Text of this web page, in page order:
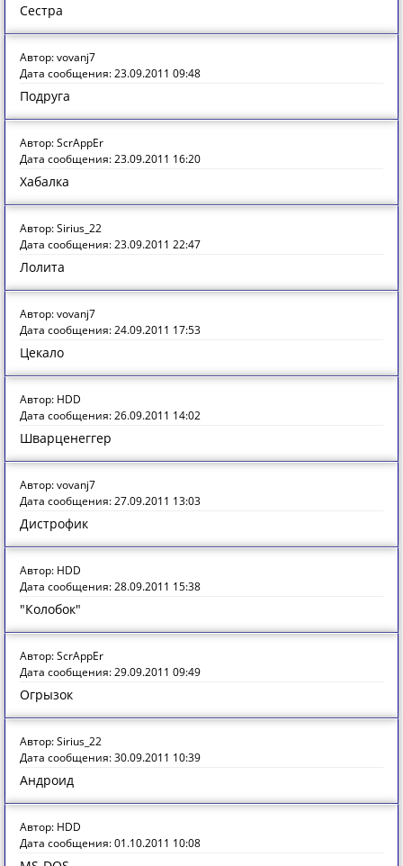
Сестра
Автор: vovanj7
Дата сообщения: 23.09.2011 09:48
Подруга
Автор: ScrAppEr
Дата сообщения: 23.09.2011 16:20
Хабалка
Автор: Sirius_22
Дата сообщения: 23.09.2011 22:47
Лолита
Автор: vovanj7
Дата сообщения: 24.09.2011 17:53
Цекало
Автор: HDD
Дата сообщения: 26.09.2011 14:02
Шварценеггер
Автор: vovanj7
Дата сообщения: 27.09.2011 13:03
Дистрофик
Автор: HDD
Дата сообщения: 28.09.2011 15:38
"Колобок"
Автор: ScrAppEr
Дата сообщения: 29.09.2011 09:49
Огрызок
Автор: Sirius_22
Дата сообщения: 30.09.2011 10:39
Андроид
Автор: HDD
Дата сообщения: 01.10.2011 10:08